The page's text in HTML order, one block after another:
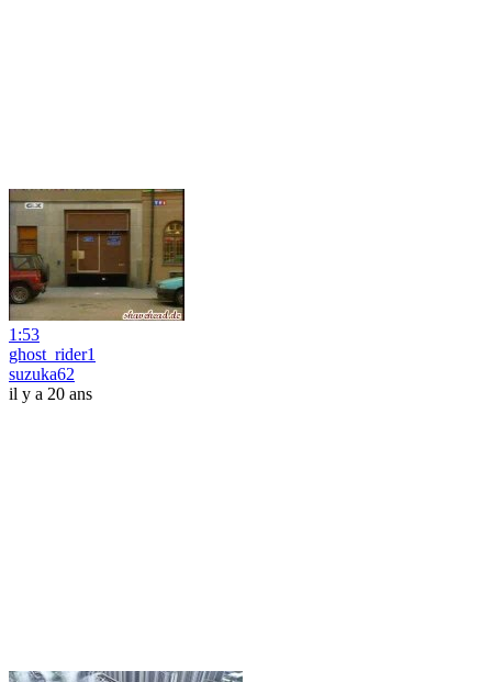
1:53
ghost_rider1
suzuka62
il y a 20 ans